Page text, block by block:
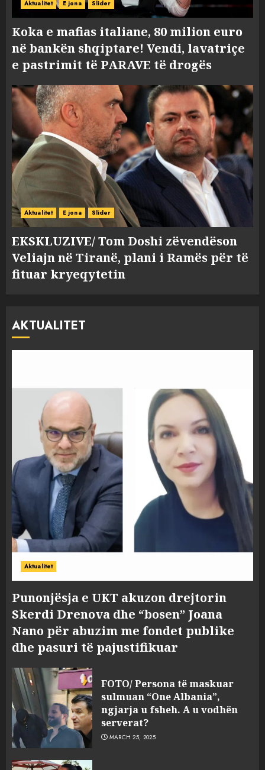
Aktualitet E jona Slider
Koka e mafias italiane, 80 milion euro
në bankën shqiptare! Vendi, lavatriçe
e pastrimit të PARAVE të drogës
Aktualitet E jona Slider
EKSKLUZIVE/ Tom Doshi zëvendëson
Veliajn në Tiranë, plani i Ramës për të
fituar kryeqytetin
AKTUALITET
Aktualitet
Punonjësja e UKT akuzon drejtorin
Skerdi Drenova dhe “bosen” Joana
Nano për abuzim me fondet publike
dhe pasuri të pajustifikuar
FOTO/ Persona të maskuar
sulmuan “One Albania”,
ngjarja u fsheh. A u vodhën
serverat?
MARCH 25, 2025